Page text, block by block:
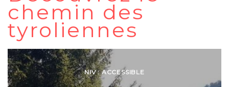
chemin des
tyroliennes
NIV : ACCESSIBLE